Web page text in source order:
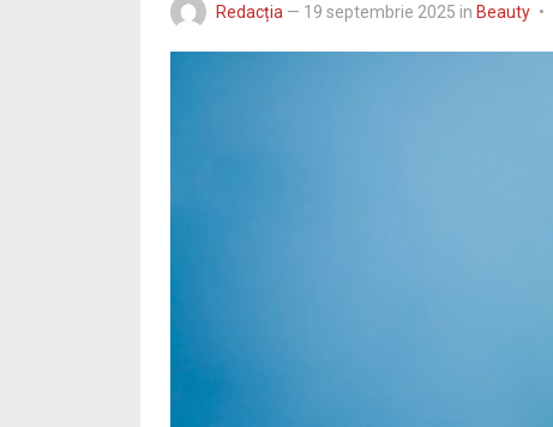
Redacția — 19 septembrie 2025 in Beauty •